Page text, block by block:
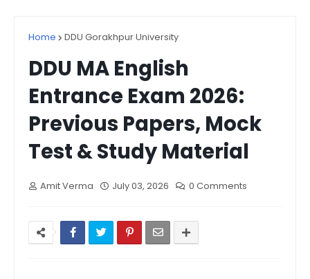
Home DDU Gorakhpur University
DDU MA English
Entrance Exam 2026:
Previous Papers, Mock
Test & Study Material
Amit Verma July 03, 2026 0 Comments